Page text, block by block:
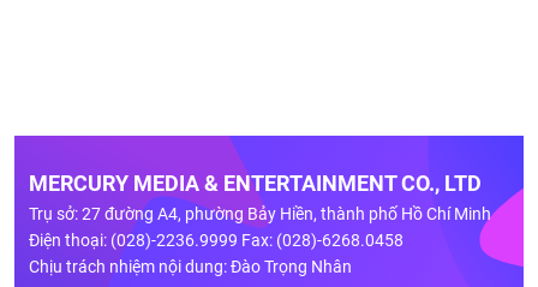
MERCURY MEDIA & ENTERTAINMENT CO., LTD
Trụ sở: 27 đường A4, phường Bảy Hiền, thành phố Hồ Chí Minh
Điện thoại: (028)-2236.9999 Fax: (028)-6268.0458
Chịu trách nhiệm nội dung: Đào Trọng Nhân